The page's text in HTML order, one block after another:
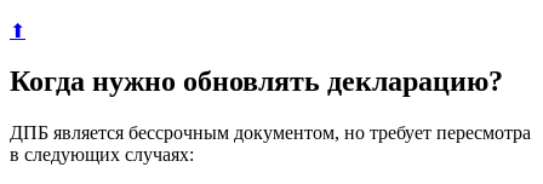
⬆
Когда нужно обновлять декларацию?
ДПБ является бессрочным документом, но требует пересмотра
в следующих случаях: